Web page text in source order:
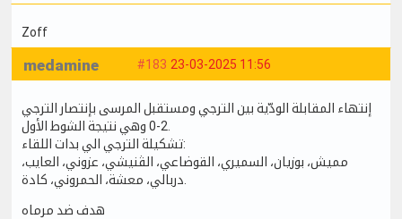
Zoff
#183 23-03-2025 11:56
medamine
إنتهاء المقابلة الودّية بين الترجي ومستقبل المرسى بإنتصار الترجي
تشكيلة الترجي الي بدات اللقاء:
مميش، بوزيان، السميري، القوضاعي، الڨنيشي، عزوني، العايب،
هدف ضد مرماه